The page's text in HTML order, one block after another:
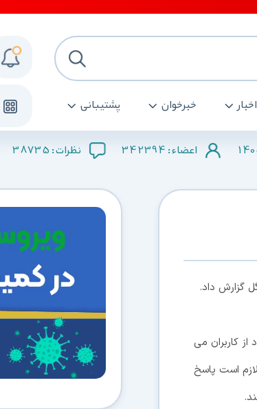
اخبار خبرخوان پشتیبانی
اعضاء : 342394 نظرات : 38735
گزارش داد.
کاربران می
است پاسخ